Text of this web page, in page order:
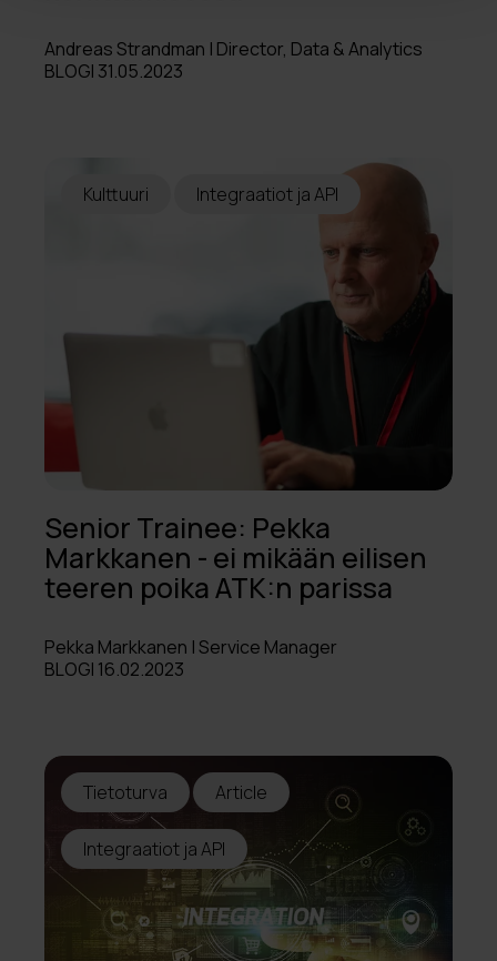
Andreas Strandman | Director, Data & Analytics
BLOGI 31.05.2023
Kulttuuri Integraatiot ja API
Senior Trainee: Pekka
Markkanen - ei mikään eilisen
teeren poika ATK:n parissa
Pekka Markkanen | Service Manager
BLOGI 16.02.2023
Tietoturva Article
Integraatiot ja API